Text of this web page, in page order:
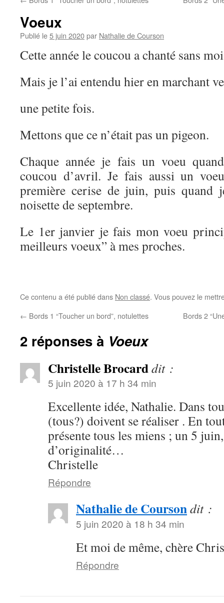
Voeux
Publié le5 juin 2020par Nathalie de Courson
Cette année le coucou a chanté sans
Mais je l’ai entendu hier en marchant
une petite fois.
Mettons que ce n’était pas un pigeon.
Chaque année je fais un voeu
coucou d’avril. Je fais aussi un
première cerise de juin, puis quand
noisette de septembre.
Le 1er janvier je fais mon voeu
meilleurs voeux” à mes proches.
Ce contenu a été publié dans Non classé. Vous pouvez le
← Bords 1 “Toucher un bord”, notulettes Bords 2
2 réponses à Voeux
Christelle Brocarddit :
5 juin 2020 à 17 h 34 min
Excellente idée, Nathalie. Dans
(tous?) doivent se réaliser . En
présente tous les miens ; un 5
d’originalité…
Christelle
Répondre
Nathalie de Coursondit :
5 juin 2020 à 18 h 34 min
Et moi de même, chère
Répondre